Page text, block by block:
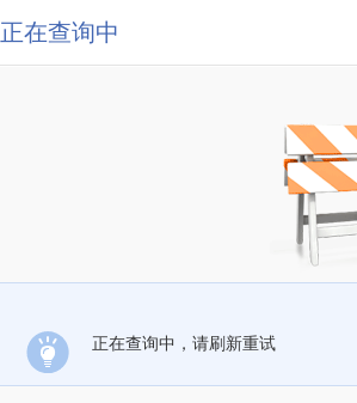
正在查询中
正在查询中，请刷新重试